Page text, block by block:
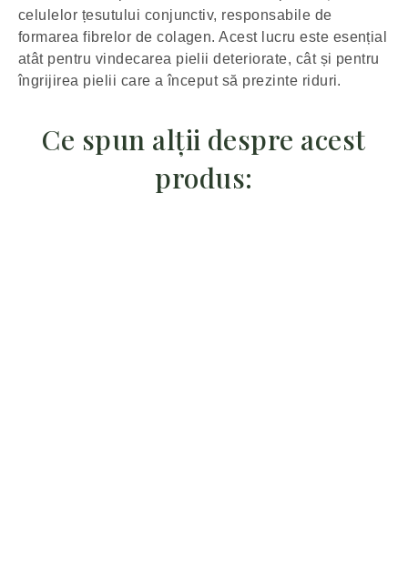
celulelor țesutului conjunctiv, responsabile de
formarea fibrelor de colagen. Acest lucru este esențial
atât pentru vindecarea pielii deteriorate, cât și pentru
îngrijirea pielii care a început să prezinte riduri.
Ce spun alții despre acest
produs: